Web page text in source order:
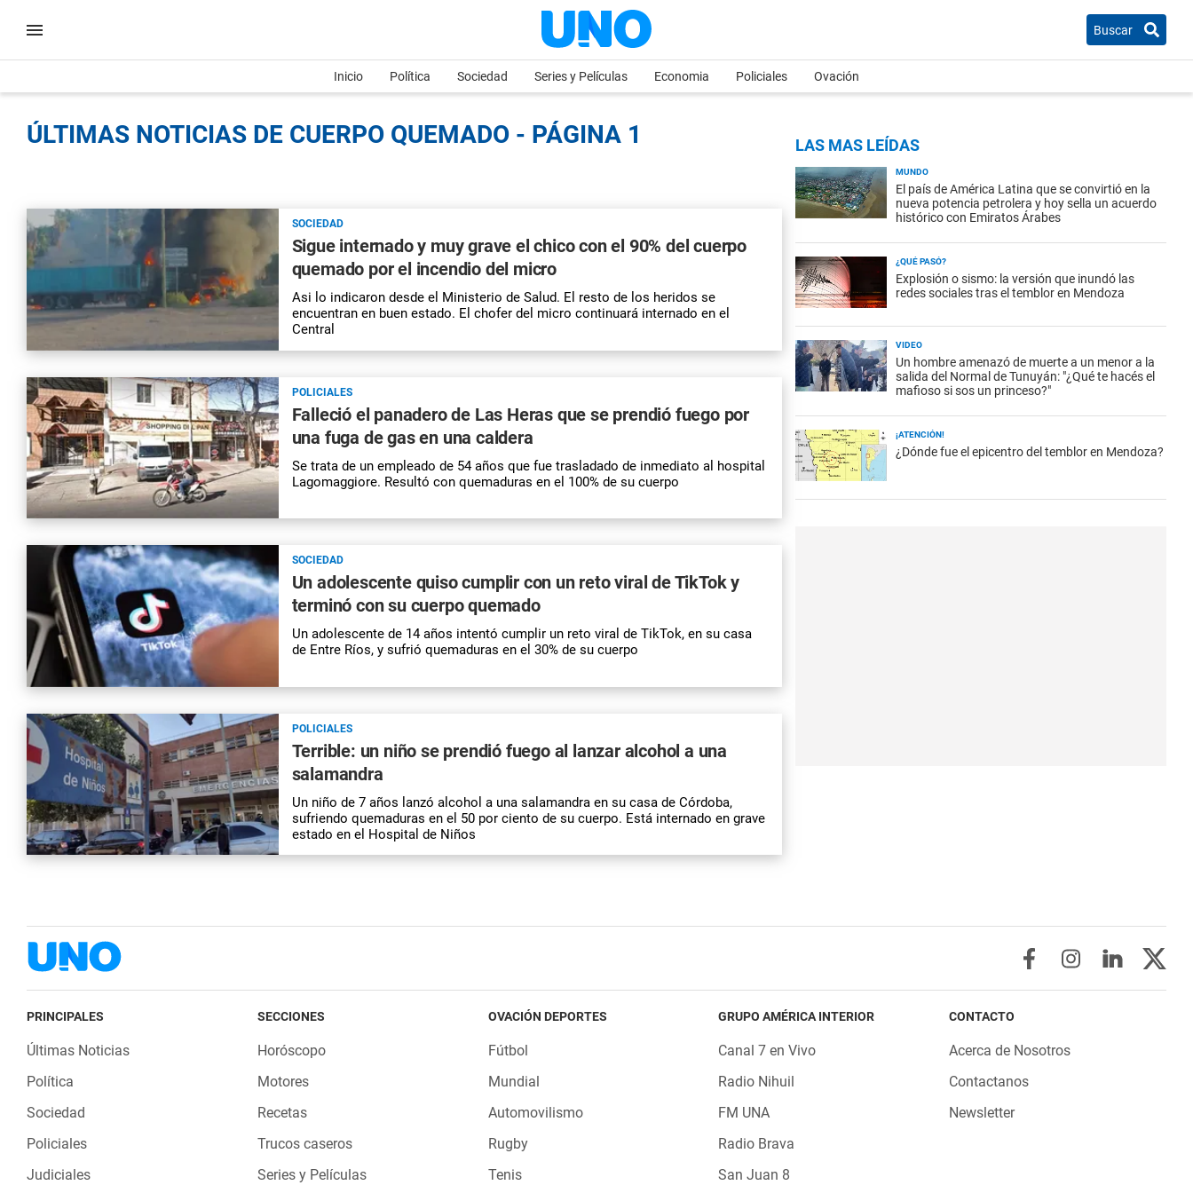
Buscar
Inicio Política Sociedad Series y Películas Economia Policiales Ovación
ÚLTIMAS NOTICIAS DE CUERPO QUEMADO - PÁGINA 1
SOCIEDAD
Sigue internado y muy grave el chico con el 90% del cuerpo
quemado por el incendio del micro
Asi lo indicaron desde el Ministerio de Salud. El resto de los heridos se
encuentran en buen estado. El chofer del micro continuará internado en el
Central
POLICIALES
Falleció el panadero de Las Heras que se prendió fuego por
una fuga de gas en una caldera
Se trata de un empleado de 54 años que fue trasladado de inmediato al hospital
Lagomaggiore. Resultó con quemaduras en el 100% de su cuerpo
SOCIEDAD
Un adolescente quiso cumplir con un reto viral de TikTok y
terminó con su cuerpo quemado
Un adolescente de 14 años intentó cumplir un reto viral de TikTok, en su casa
de Entre Ríos, y sufrió quemaduras en el 30% de su cuerpo
POLICIALES
Terrible: un niño se prendió fuego al lanzar alcohol a una
salamandra
Un niño de 7 años lanzó alcohol a una salamandra en su casa de Córdoba,
sufriendo quemaduras en el 50 por ciento de su cuerpo. Está internado en grave
estado en el Hospital de Niños
LAS MAS LEÍDAS
MUNDO
El país de América Latina que se convirtió en la
nueva potencia petrolera y hoy sella un acuerdo
histórico con Emiratos Árabes
¿QUÉ PASÓ?
Explosión o sismo: la versión que inundó las
redes sociales tras el temblor en Mendoza
VIDEO
Un hombre amenazó de muerte a un menor a la
salida del Normal de Tunuyán: "¿Qué te hacés el
mafioso si sos un princeso?"
¡ATENCIÓN!
¿Dónde fue el epicentro del temblor en Mendoza?
PRINCIPALES
Últimas Noticias
Política
Sociedad
Policiales
Judiciales
SECCIONES
Horóscopo
Motores
Recetas
Trucos caseros
Series y Películas
OVACIÓN DEPORTES
Fútbol
Mundial
Automovilismo
Rugby
Tenis
GRUPO AMÉRICA INTERIOR
Canal 7 en Vivo
Radio Nihuil
FM UNA
Radio Brava
San Juan 8
CONTACTO
Acerca de Nosotros
Contactanos
Newsletter